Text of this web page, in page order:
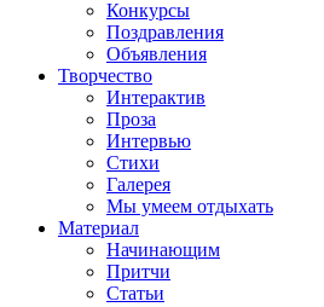
Конкурсы
Поздравления
Объявления
Творчество
Интерактив
Проза
Интервью
Стихи
Галерея
Мы умеем отдыхать
Материал
Начинающим
Притчи
Статьи